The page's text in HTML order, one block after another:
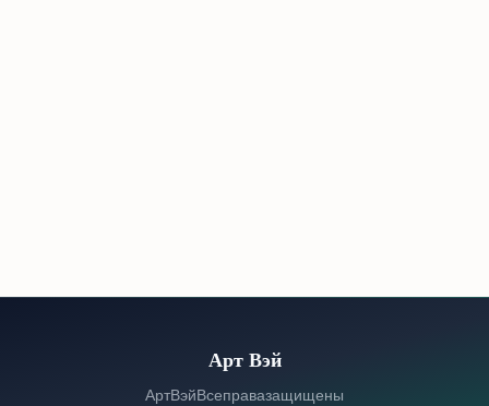
Арт Вэй
© 2026 Арт Вэй. Все права защищены.